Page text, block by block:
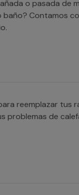
o pasada de
baño? Contamos
reemplazar tus
problemas de